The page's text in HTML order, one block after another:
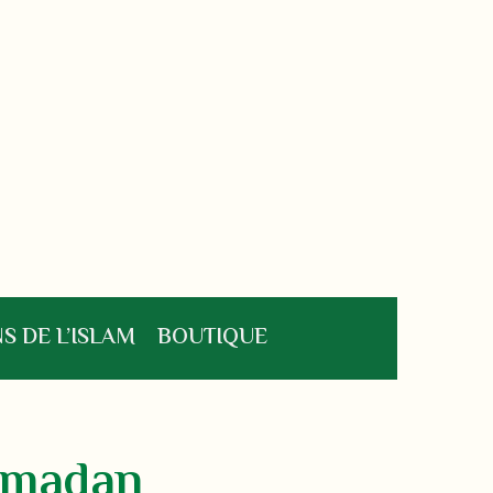
DE L’ISLAM BOUTIQUE